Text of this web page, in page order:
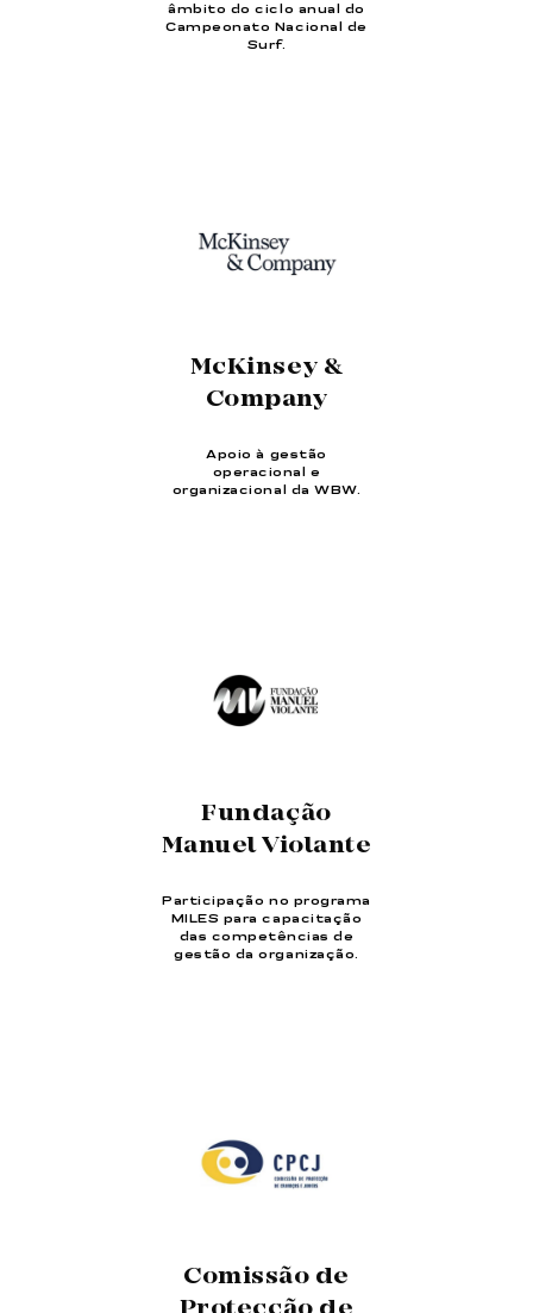
âmbito do ciclo anual do
Campeonato Nacional de
Surf.
McKinsey &
Company
Apoio à gestão
operacional e
organizacional da WBW.
Fundação
Manuel Violante
Participação no programa
MILES para capacitação
das competências de
gestão da organização.
Comissão de